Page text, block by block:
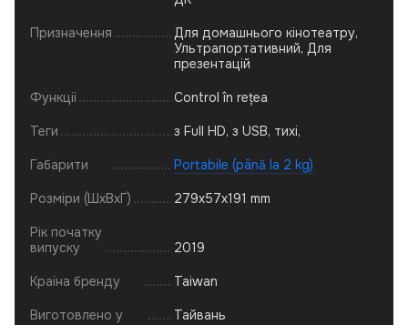
Призначення
Для домашнього кінотеатру,
Ультрапортативний, Для
презентацій
Функції Control în rețea
Теги з Full HD, з USB, тихі,
Габарити Portabile (până la 2 kg)
Розміри (ШхВхГ) 279x57x191 mm
Рік початку
випуску
2019
Країна бренду Taiwan
Виготовлено у Тайвань